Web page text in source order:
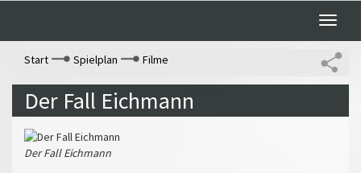
Toggle
Start
Spielplan Filme
Der Fall Eichmann
Der Fall Eichmann